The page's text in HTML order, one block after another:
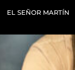
EL SEÑOR MARTÍN